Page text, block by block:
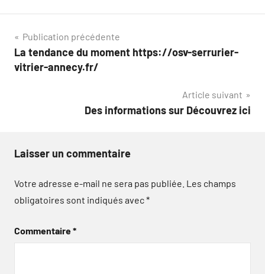
Navigation
de
Publication précédente
La tendance du moment https://osv-serrurier-
vitrier-annecy.fr/
Article suivant
Des informations sur Découvrez ici
Laisser un commentaire
Votre adresse e-mail ne sera pas publiée. Les champs
obligatoires sont indiqués avec*
Commentaire*